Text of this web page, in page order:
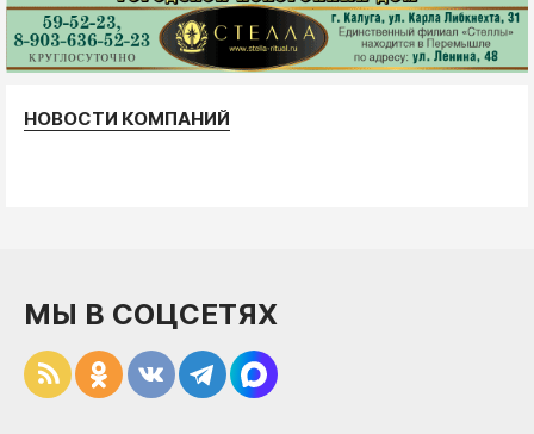
НОВОСТИ КОМПАНИЙ
МЫ В СОЦСЕТЯХ